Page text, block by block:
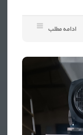
ادامه مطلب